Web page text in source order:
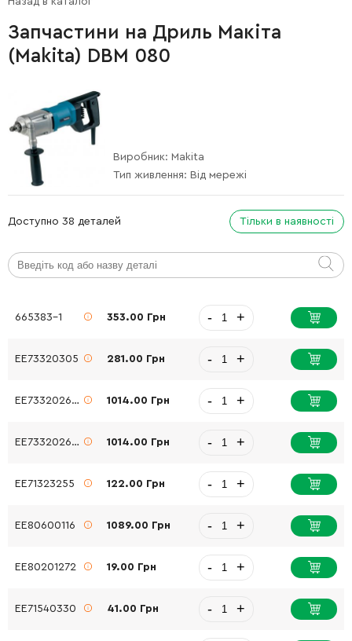
Запчастини на Дриль Макіта
(Makita) DBM 080
Виробник: Makita
Тип живлення: Від мережі
Доступно 38 деталей Тільки в наявності
665383-1 353.00 Грн - +
EE73320305 281.00 Грн - +
EE73320260/1 1014.00 Грн - +
EE73320260/1 1014.00 Грн - +
EE71323255 122.00 Грн - +
EE80600116 1089.00 Грн - +
EE80201272 19.00 Грн - +
EE71540330 41.00 Грн - +